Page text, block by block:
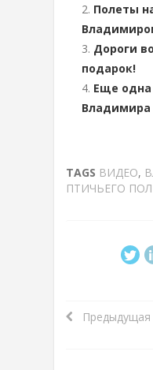
Полеты
Дороги
подарок!
Еще одна
Владимира
TAGS ВИДЕО,
ПТИЧЬЕГО
Предыдущая